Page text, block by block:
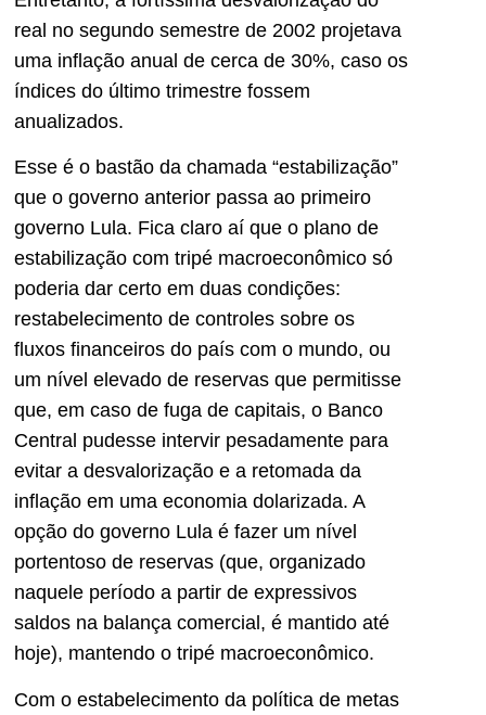
real no segundo semestre de 2002 projetava
uma inflação anual de cerca de 30%, caso os
índices do último trimestre fossem
anualizados.
Esse é o bastão da chamada “estabilização”
que o governo anterior passa ao primeiro
governo Lula. Fica claro aí que o plano de
estabilização com tripé macroeconômico só
poderia dar certo em duas condições:
restabelecimento de controles sobre os
fluxos financeiros do país com o mundo, ou
um nível elevado de reservas que permitisse
que, em caso de fuga de capitais, o Banco
Central pudesse intervir pesadamente para
evitar a desvalorização e a retomada da
inflação em uma economia dolarizada. A
opção do governo Lula é fazer um nível
portentoso de reservas (que, organizado
naquele período a partir de expressivos
saldos na balança comercial, é mantido até
hoje), mantendo o tripé macroeconômico.
Com o estabelecimento da política de metas